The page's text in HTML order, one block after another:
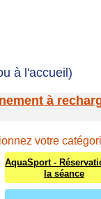
à l'accueil)
à
votre
AquaSport -
la séance